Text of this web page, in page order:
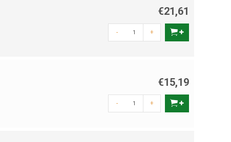
€21,61
- +
€15,19
- +